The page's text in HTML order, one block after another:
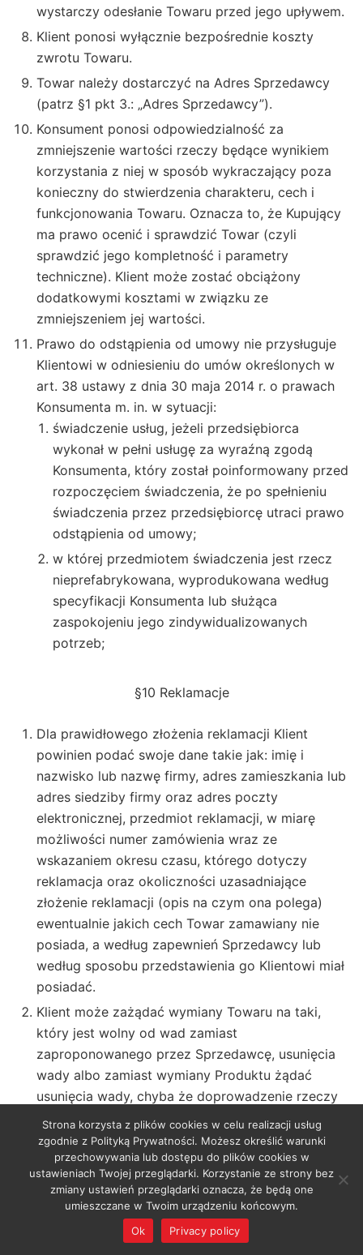
wystarczy odesłanie Towaru przed jego upływem.
Klient ponosi wyłącznie bezpośrednie koszty
zwrotu Towaru.
Towar należy dostarczyć na Adres Sprzedawcy
(patrz §1 pkt 3.: „Adres Sprzedawcy”).
Konsument ponosi odpowiedzialność za
zmniejszenie wartości rzeczy będące wynikiem
korzystania z niej w sposób wykraczający poza
konieczny do stwierdzenia charakteru, cech i
funkcjonowania Towaru. Oznacza to, że Kupujący
ma prawo ocenić i sprawdzić Towar (czyli
sprawdzić jego kompletność i parametry
techniczne). Klient może zostać obciążony
dodatkowymi kosztami w związku ze
zmniejszeniem jej wartości.
Prawo do odstąpienia od umowy nie przysługuje
Klientowi w odniesieniu do umów określonych w
art. 38 ustawy z dnia 30 maja 2014 r. o prawach
Konsumenta m. in. w sytuacji:
świadczenie usług, jeżeli przedsiębiorca
wykonał w pełni usługę za wyraźną zgodą
Konsumenta, który został poinformowany przed
rozpoczęciem świadczenia, że po spełnieniu
świadczenia przez przedsiębiorcę utraci prawo
odstąpienia od umowy;
w której przedmiotem świadczenia jest rzecz
nieprefabrykowana, wyprodukowana według
specyfikacji Konsumenta lub służąca
zaspokojeniu jego zindywidualizowanych
potrzeb;
§10 Reklamacje
Dla prawidłowego złożenia reklamacji Klient
powinien podać swoje dane takie jak: imię i
nazwisko lub nazwę firmy, adres zamieszkania lub
adres siedziby firmy oraz adres poczty
elektronicznej, przedmiot reklamacji, w miarę
możliwości numer zamówienia wraz ze
wskazaniem okresu czasu, którego dotyczy
reklamacja oraz okoliczności uzasadniające
złożenie reklamacji (opis na czym ona polega)
ewentualnie jakich cech Towar zamawiany nie
posiada, a według zapewnień Sprzedawcy lub
według sposobu przedstawienia go Klientowi miał
posiadać.
Klient może zażądać wymiany Towaru na taki,
który jest wolny od wad zamiast
zaproponowanego przez Sprzedawcę, usunięcia
wady albo zamiast wymiany Produktu żądać
usunięcia wady, chyba że doprowadzenie rzeczy
do zgodności z umową w sposób wybrany przez
Klienta jest niemożliwe albo wymagałoby
nadmiernych kosztów w porównaniu ze sposobem
proponowanym przez Sprzedawcę. Przy ocenie
nadmierności kosztów uwzględnia się wartość
rzeczy wolnej od wad, rodzaj i znaczenie
stwierdzonej wady, a także bierze się pod uwagę
Strona korzysta z plików cookies w celu realizacji usług
zgodnie z Polityką Prywatności. Możesz określić warunki
przechowywania lub dostępu do plików cookies w
ustawieniach Twojej przeglądarki. Korzystanie ze strony bez
zmiany ustawień przeglądarki oznacza, że będą one
umieszczane w Twoim urządzeniu końcowym.
Ok
Privacy policy